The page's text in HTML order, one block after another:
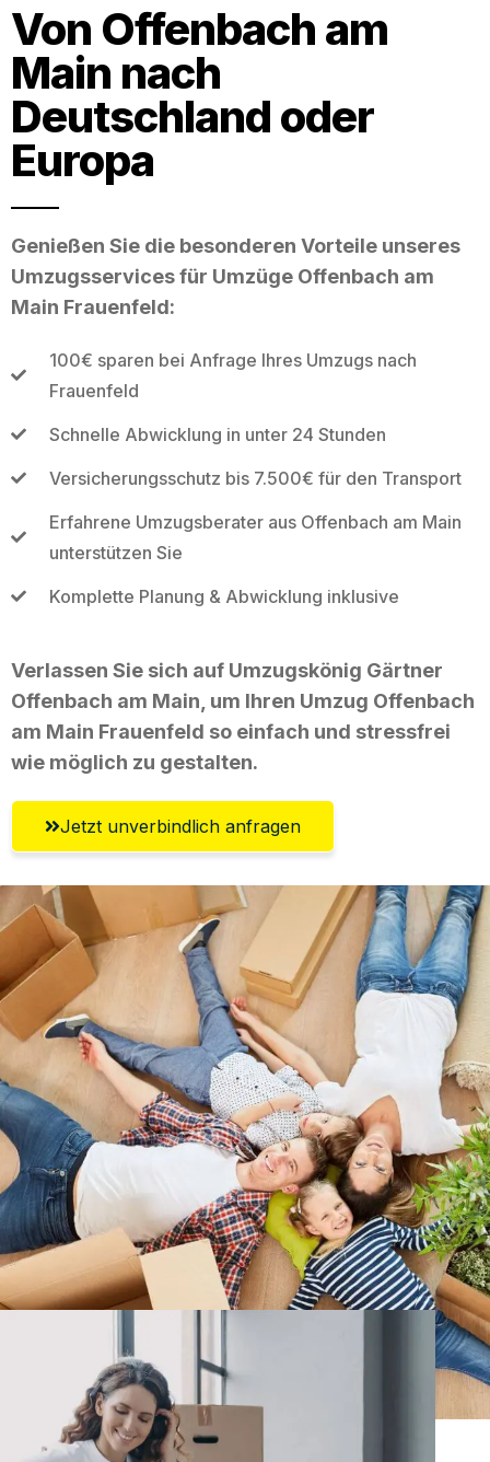
Von Offenbach am
Main nach
Deutschland oder
Europa
Genießen Sie die besonderen Vorteile unseres
Umzugsservices für Umzüge Offenbach am
Main Frauenfeld:
100€ sparen bei Anfrage Ihres Umzugs nach
Frauenfeld
Schnelle Abwicklung in unter 24 Stunden
Versicherungsschutz bis 7.500€ für den Transport
Erfahrene Umzugsberater aus Offenbach am Main
unterstützen Sie
Komplette Planung & Abwicklung inklusive
Verlassen Sie sich auf Umzugskönig Gärtner
Offenbach am Main, um Ihren Umzug Offenbach
am Main Frauenfeld so einfach und stressfrei
wie möglich zu gestalten.
Jetzt unverbindlich anfragen